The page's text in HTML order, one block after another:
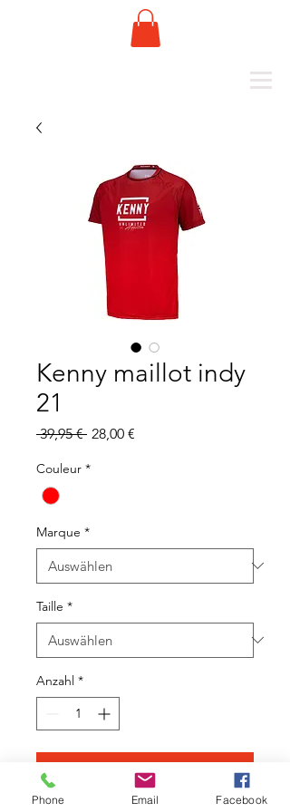
Kenny maillot indy
21
39,95 € Standardpreis
28,00 €
Couleur *
Marque *
Taille *
Anzahl *
In den Warenkorb
Phone Email Facebook